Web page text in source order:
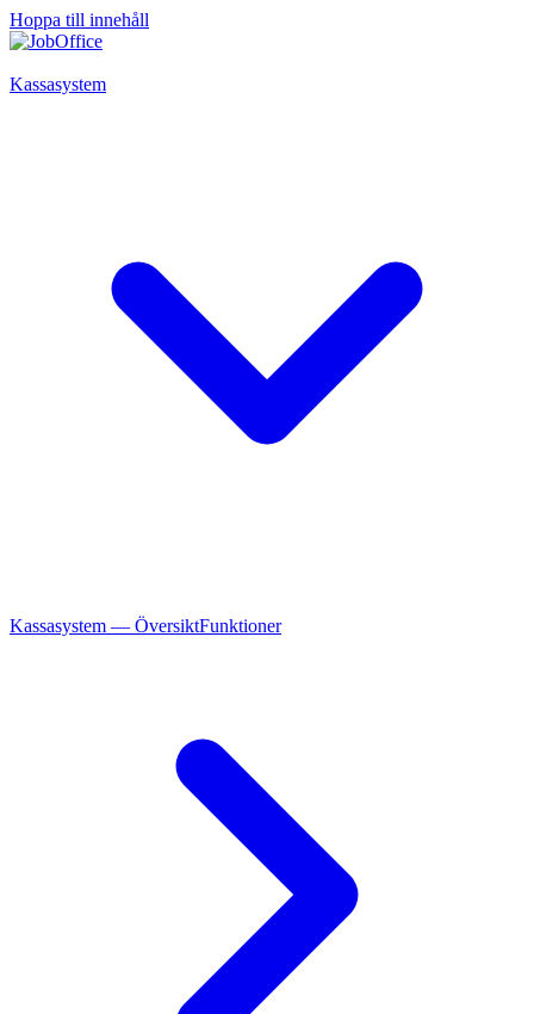
Hoppa till innehåll
Kassasystem
Kassasystem — ÖversiktFunktioner